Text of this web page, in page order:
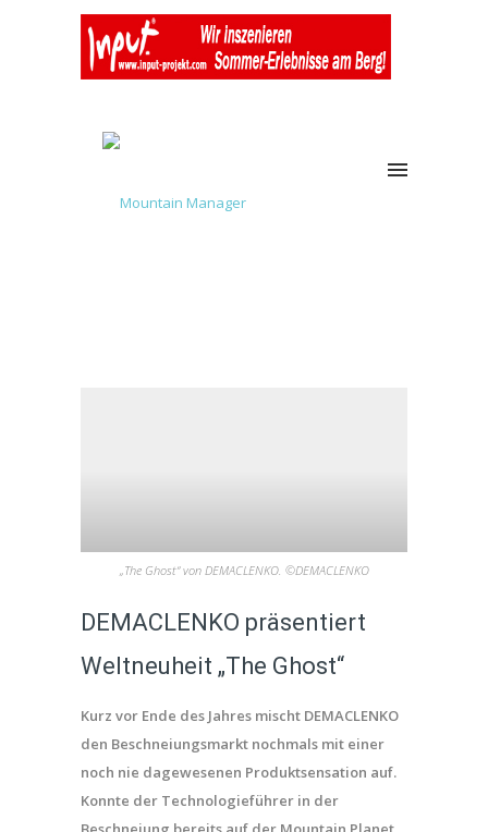
„The Ghost“ von DEMACLENKO. ©DEMACLENKO
DEMACLENKO präsentiert
Weltneuheit „The Ghost“
Kurz vor Ende des Jahres mischt DEMACLENKO
den Beschneiungsmarkt nochmals mit einer
noch nie dagewesenen Produktsensation auf.
Konnte der Technologieführer in der